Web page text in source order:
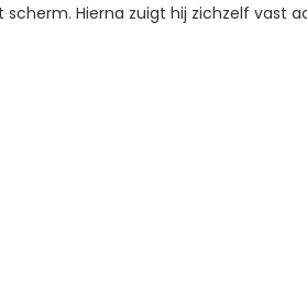
Hierna zuigt hij zichzelf vast